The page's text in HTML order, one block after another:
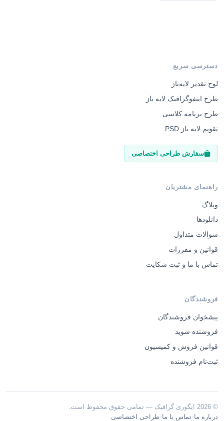
دسترسی سریع
لوح تقدیر لایه‌باز
طرح اینفوگرافیک لایه باز
طرح برنامه کلاسی
تقویم لایه باز PSD
سفارش طراحی اختصاصی
راهنمای مشتریان
وبلاگ
دانلودها
سوالات متداول
قوانین و مقررات
تماس با ما و ثبت شکایت
فروشندگان
پیشخوان فروشندگان
فروشنده شوید
قوانین فروش و کمیسیون
ثبت‌نام فروشنده
© 2026 ایگوری گرافیک — تمامی حقوق محفوظ است.
درباره ما ·تماس با ما ·طراحی اختصاصی